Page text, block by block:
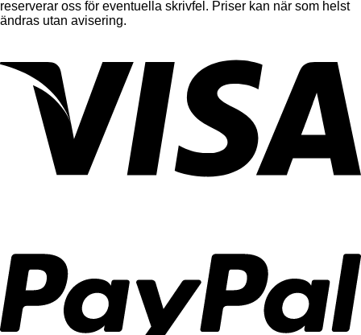
reserverar oss för eventuella skrivfel. Priser kan när som helst
ändras utan avisering.